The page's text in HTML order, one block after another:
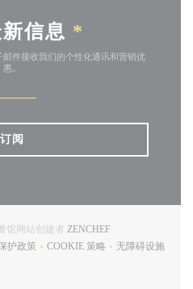
信息 *
件接收我们的个性化通讯和营销优
惠。
订阅
馆网站创建者 ZENCHEF
))
护政策
((在新窗口中打开))
COOKIE 策略
((在新窗口中打开))
无障碍设施
((在新窗口